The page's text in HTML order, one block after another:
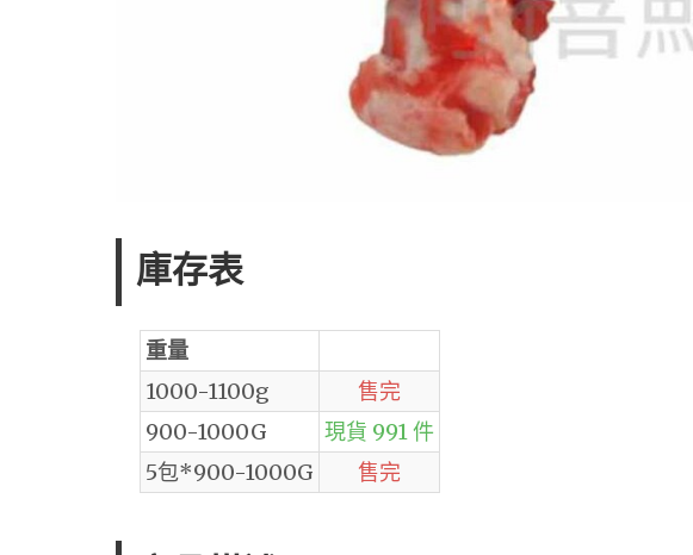
庫存表
重量
1000-1100g
售完
900-1000G
現貨 991 件
5包*900-1000G
售完